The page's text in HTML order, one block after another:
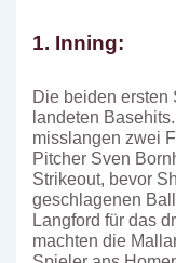
1. Inning:
Die beiden ersten
landeten
misslangen zwei
Pitcher Sven
Strikeout, bevor
geschlagenen
Langford für das
machten die